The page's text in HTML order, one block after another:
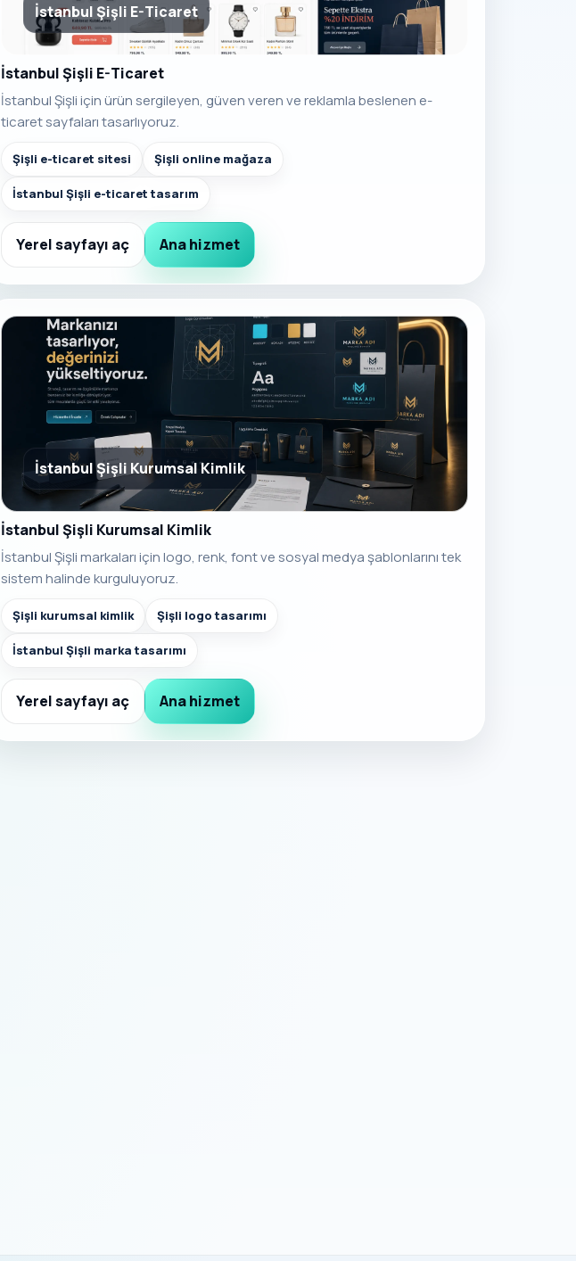
İstanbul Şişli E-Ticaret
İstanbul Şişli E-Ticaret
İstanbul Şişli için ürün sergileyen, güven veren ve reklamla beslenen e-
ticaret sayfaları tasarlıyoruz.
Şişli e-ticaret sitesi Şişli online mağaza
İstanbul Şişli e-ticaret tasarım
Yerel sayfayı aç Ana hizmet
İstanbul Şişli Kurumsal Kimlik
İstanbul Şişli Kurumsal Kimlik
İstanbul Şişli markaları için logo, renk, font ve sosyal medya şablonlarını tek
sistem halinde kurguluyoruz.
Şişli kurumsal kimlik Şişli logo tasarımı
İstanbul Şişli marka tasarımı
Yerel sayfayı aç Ana hizmet